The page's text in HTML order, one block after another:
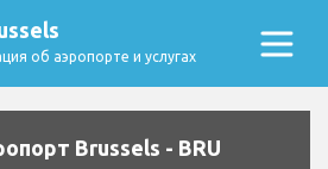
об аэропорте и услугах
Brussels - BRU